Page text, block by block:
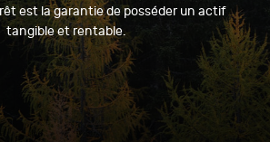
est la garantie de posséder un actif
tangible et rentable.